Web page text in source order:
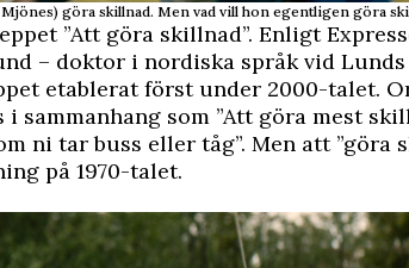
göra skillnad. Men vad vill hon egentligen göra
”Att göra skillnad”. Enligt
– doktor i nordiska språk vid Lunds
etablerat först under 2000-talet.
sammanhang som ”Att göra mest
ni tar buss eller tåg”. Men att ”göra
på 1970-talet.